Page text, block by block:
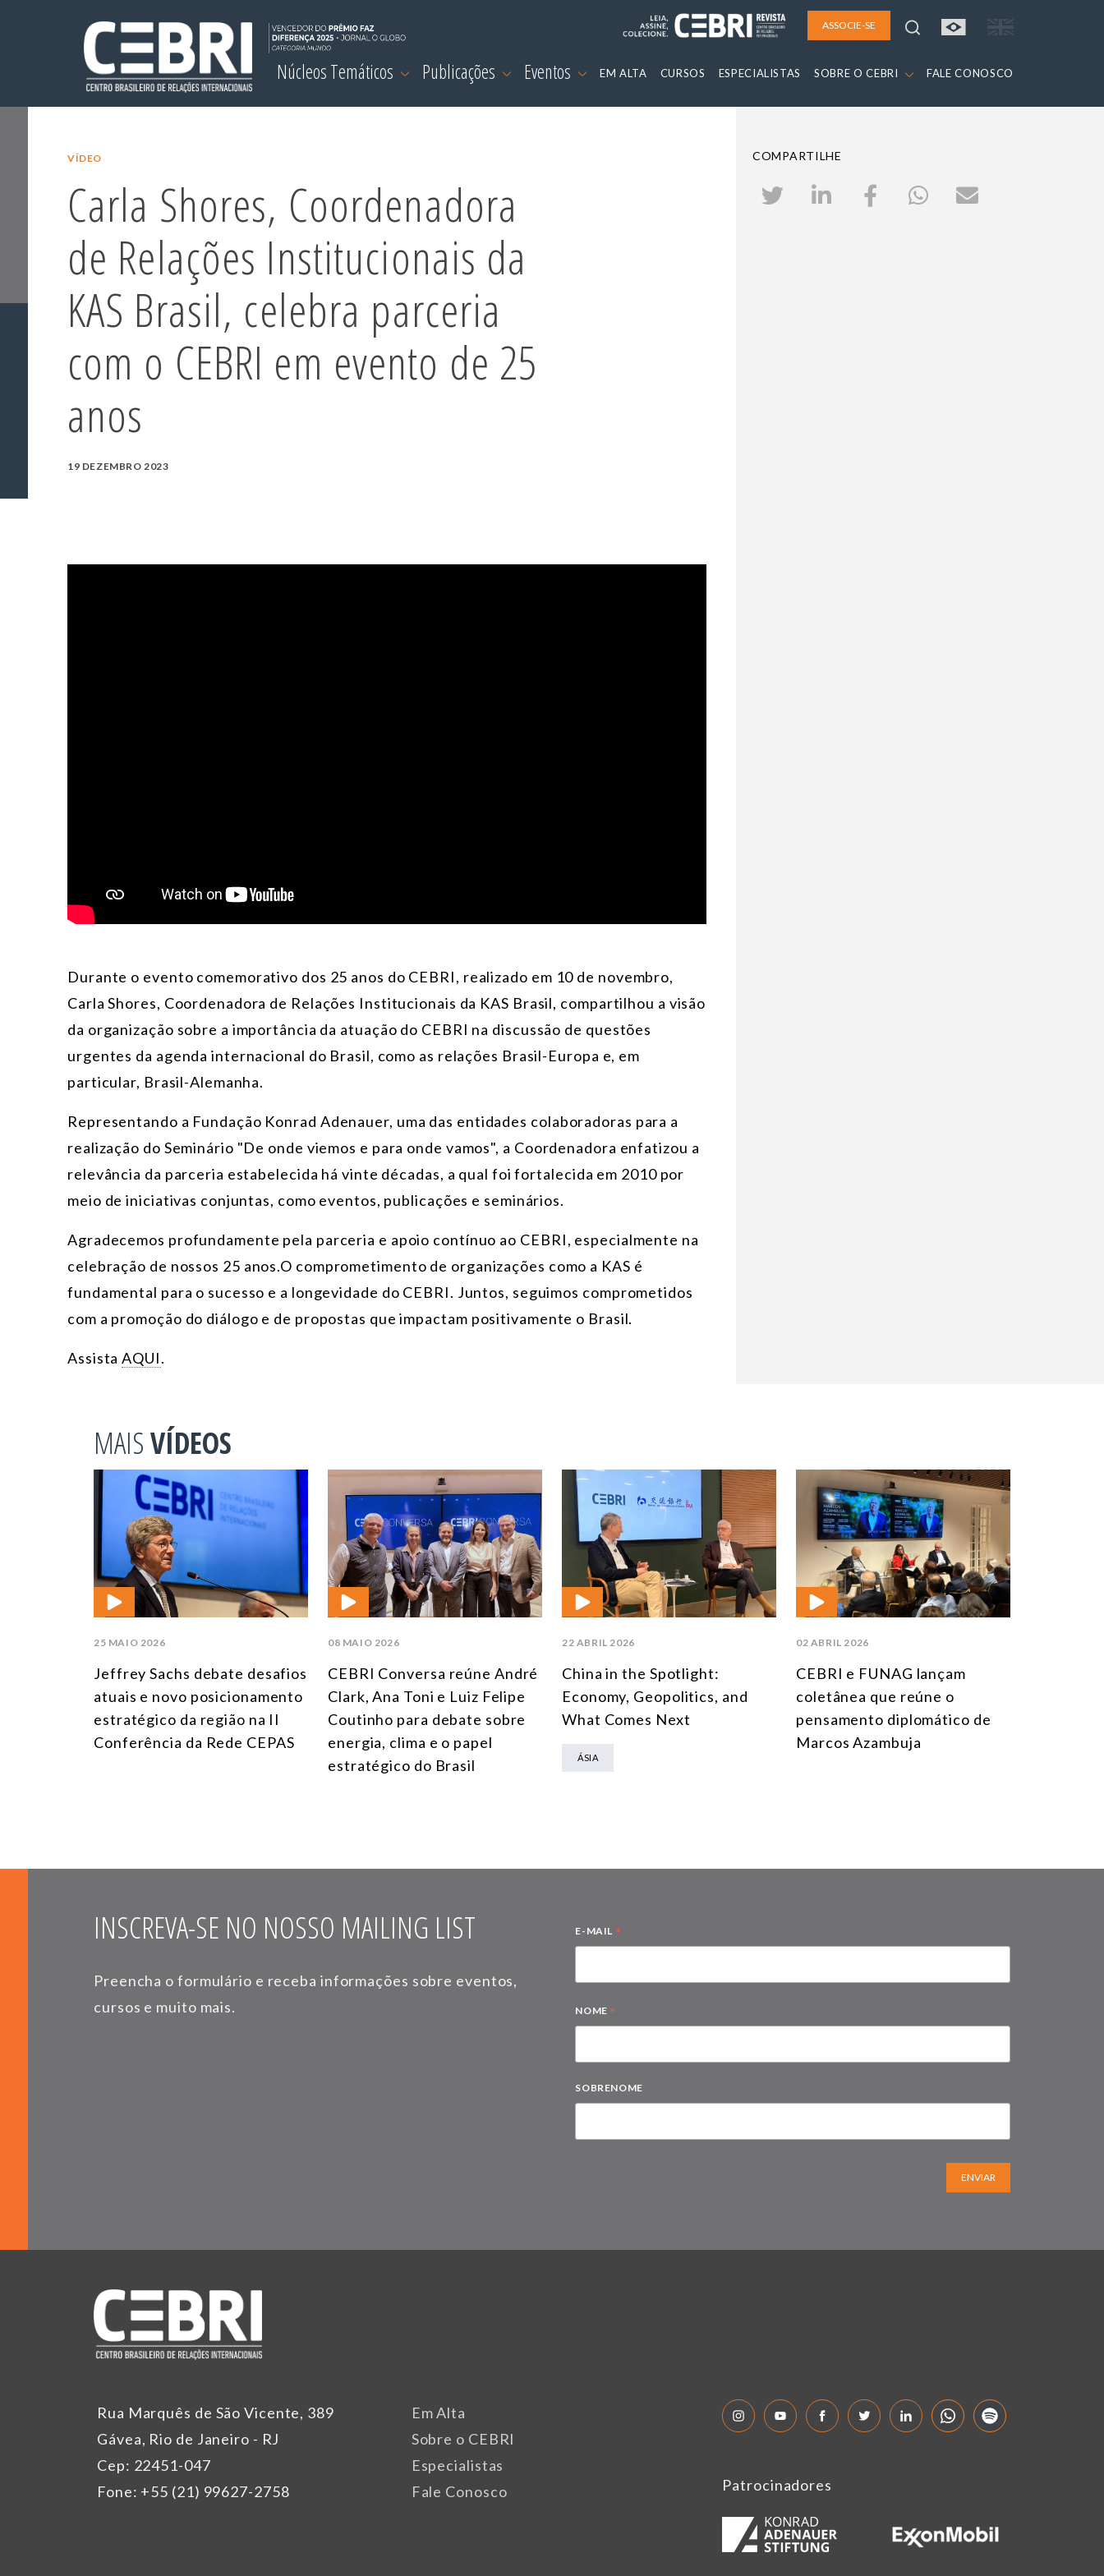
ASSOCIE-SE
Núcleos Temáticos Publicações Eventos EM ALTA CURSOS ESPECIALISTAS SOBRE O CEBRI FALE CONOSCO
VÍDEO
Carla Shores, Coordenadora
de Relações Institucionais da
KAS Brasil, celebra parceria
com o CEBRI em evento de 25
anos
19 DEZEMBRO 2023
Durante o evento comemorativo dos 25 anos do CEBRI, realizado em 10 de novembro,
Carla Shores, Coordenadora de Relações Institucionais da KAS Brasil, compartilhou a visão
da organização sobre a importância da atuação do CEBRI na discussão de questões
urgentes da agenda internacional do Brasil, como as relações Brasil-Europa e, em
particular, Brasil-Alemanha.
Representando a Fundação Konrad Adenauer, uma das entidades colaboradoras para a
realização do Seminário "De onde viemos e para onde vamos", a Coordenadora enfatizou a
relevância da parceria estabelecida há vinte décadas, a qual foi fortalecida em 2010 por
meio de iniciativas conjuntas, como eventos, publicações e seminários.
Agradecemos profundamente pela parceria e apoio contínuo ao CEBRI, especialmente na
celebração de nossos 25 anos.O comprometimento de organizações como a KAS é
fundamental para o sucesso e a longevidade do CEBRI. Juntos, seguimos comprometidos
com a promoção do diálogo e de propostas que impactam positivamente o Brasil.
AssistaAQUI.
COMPARTILHE
MAISVÍDEOS
25 MAIO 2026
Jeffrey Sachs debate desafios
atuais e novo posicionamento
estratégico da região na II
Conferência da Rede CEPAS
08 MAIO 2026
CEBRI Conversa reúne André
Clark, Ana Toni e Luiz Felipe
Coutinho para debate sobre
energia, clima e o papel
estratégico do Brasil
22 ABRIL 2026
China in the Spotlight:
Economy, Geopolitics, and
What Comes Next
ÁSIA
02 ABRIL 2026
CEBRI e FUNAG lançam
coletânea que reúne o
pensamento diplomático de
Marcos Azambuja
INSCREVA-SE NO NOSSO MAILING LIST
Preencha o formulário e receba informações sobre eventos,
cursos e muito mais.
E-MAIL *
NOME *
SOBRENOME
ENVIAR
Rua Marquês de São Vicente, 389
Gávea, Rio de Janeiro - RJ
Cep: 22451-047
Fone: +55 (21) 99627-2758
Em Alta
Sobre o CEBRI
Especialistas
Fale Conosco
Patrocinadores